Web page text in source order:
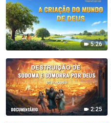
5:26
2:25